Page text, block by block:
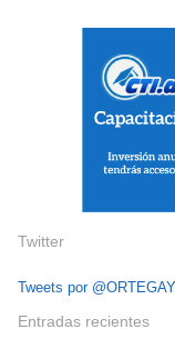
Twitter
Tweets por
Entradas recientes